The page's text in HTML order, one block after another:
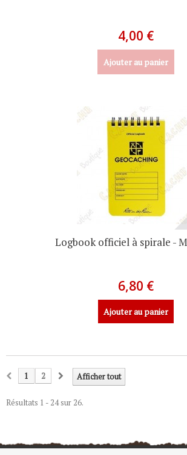
4,00 €
Ajouter au panier
Logbook officiel à spirale -
6,80 €
Ajouter au panier
Afficher tout
1 2
Résultats 1 - 24 sur 26.